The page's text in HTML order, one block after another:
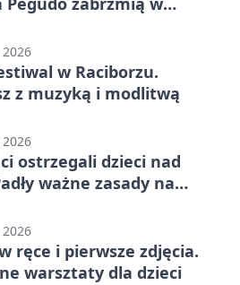
w Raciborzu.
z muzyką i modlitwą
ostrzegali dzieci nad
ważne zasady na
ręce i pierwsze zdjęcia.
warsztaty dla dzieci